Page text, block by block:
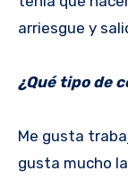
arriesgue y
¿Qué tipo de
Me gusta
gusta mucho